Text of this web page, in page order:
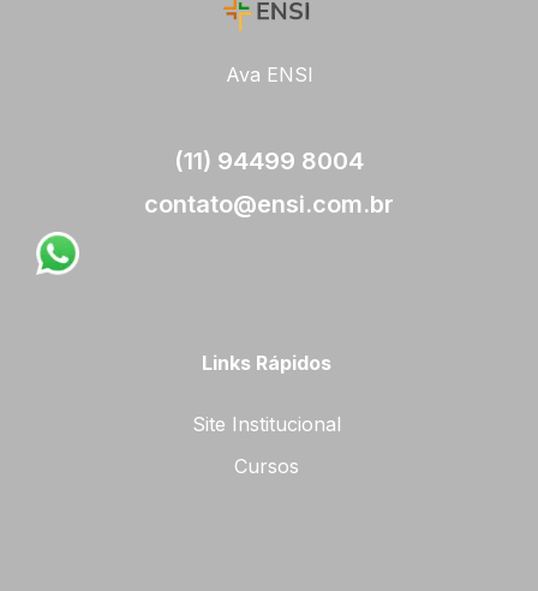
Ava ENSI
(11) 94499 8004
contato@ensi.com.br
Links Rápidos
Site Institucional
Cursos